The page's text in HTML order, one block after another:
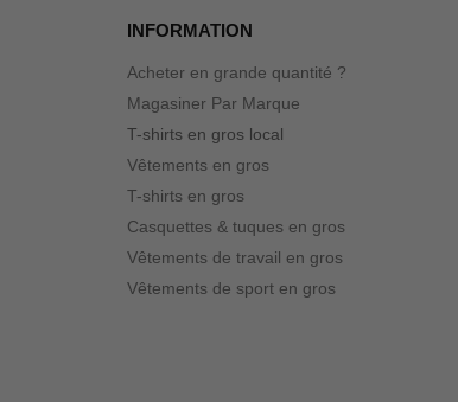
INFORMATION
Acheter en grande quantité ?
Magasiner Par Marque
T-shirts en gros local
Vêtements en gros
T-shirts en gros
Casquettes & tuques en gros
Vêtements de travail en gros
Vêtements de sport en gros